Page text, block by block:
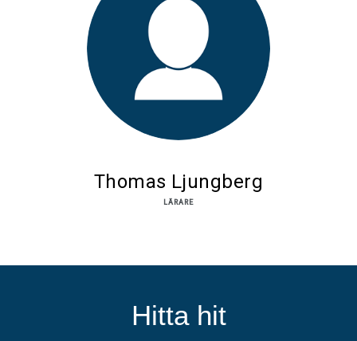
Thomas Ljungberg
LÄRARE
Hitta hit